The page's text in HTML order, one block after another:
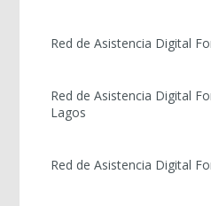
Red de Asistencia Digital
Red de Asistencia Digital
Lagos
Red de Asistencia Digital